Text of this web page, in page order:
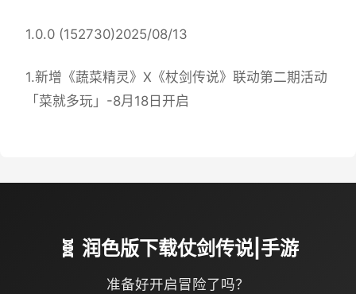
1.0.0 (152730)2025/08/13
1.新增《蔬菜精灵》X《杖剑传说》联动第二期活动
「菜就多玩」-8月18日开启
🧬 润色版下载仗剑传说|手游
准备好开启冒险了吗？